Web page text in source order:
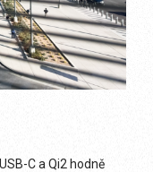
C a Qi2 hodně